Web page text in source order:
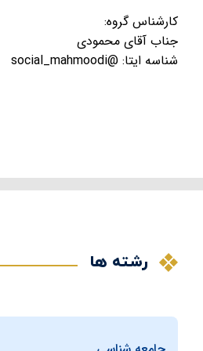
کارشناس گروه:
جناب آقای محمودی
شناسه ایتا: @social_mahmoodi
رشته ها